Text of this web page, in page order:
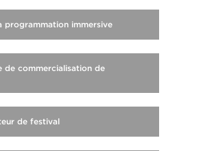
programmation immersive
de commercialisation de
de festival